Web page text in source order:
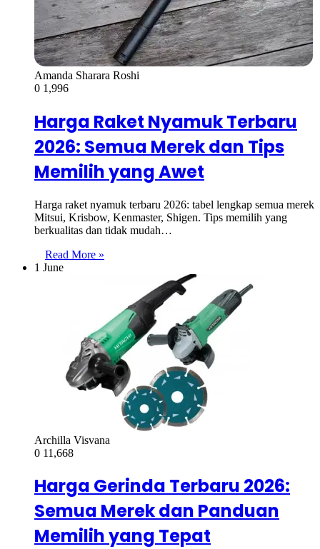
Amanda Sharara Roshi
0 1,996
Harga Raket Nyamuk Terbaru
2026: Semua Merek dan Tips
Memilih yang Awet
Harga raket nyamuk terbaru 2026: tabel lengkap semua merek
Mitsui, Krisbow, Kenmaster, Shigen. Tips memilih yang
berkualitas dan tidak mudah…
Read More »
1 June
Archilla Visvana
0 11,668
Harga Gerinda Terbaru 2026:
Semua Merek dan Panduan
Memilih yang Tepat